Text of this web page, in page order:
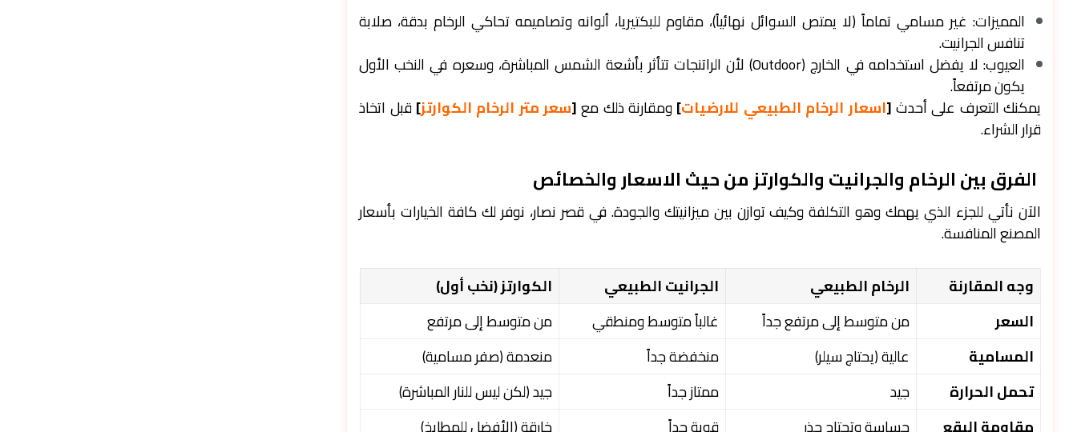
المميزات: غير مسامي تماماً (لا يمتص السوائل نهائياً)، مقاوم للبكتيريا، ألوانه وتصاميمه تحاكي الرخام بدقة، صلابة
تنافس الجرانيت.
العيوب: لا يفضل استخدامه في الخارج (Outdoor) لأن الراتنجات تتأثر بأشعة الشمس المباشرة، وسعره في النخب الأول
يكون مرتفعاً.
يمكنك التعرف على أحدث[اسعار الرخام الطبيعي للارضيات]ومقارنة ذلك مع[سعر متر الرخام الكوارتز]قبل اتخاذ
قرار الشراء.
الفرق بين الرخام والجرانيت والكوارتز من حيث الاسعار والخصائص
الآن نأتي للجزء الذي يهمك وهو التكلفة وكيف توازن بين ميزانيتك والجودة. في قصر نصار، نوفر لك كافة الخيارات بأسعار
المصنع المنافسة.
وجه المقارنة
الرخام الطبيعي الجرانيت الطبيعي
الكوارتز (نخب أول)
السعر
من متوسط إلى مرتفع جداً غالباً متوسط ومنطقي
من متوسط إلى مرتفع
المسامية
عالية (يحتاج سيلر) منخفضة جداً
منعدمة (صفر مسامية)
تحمل الحرارة
جيد ممتاز جداً
جيد (لكن ليس للنار المباشرة)